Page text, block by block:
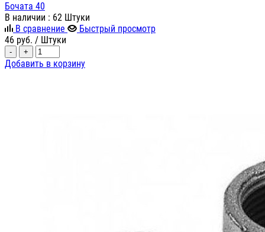
Бочата 40
В наличии : 62 Штуки
В сравнение
Быстрый просмотр
46 руб. / Штуки
- +
Добавить в корзину